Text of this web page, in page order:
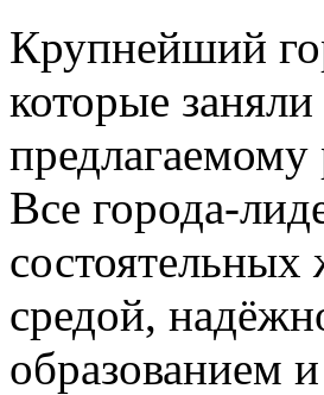
Крупнейший
которые
Все города-
состоятельных
средой,
образованием